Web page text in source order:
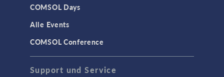
COMSOL Days
Alle Events
COMSOL Conference
Support und Service